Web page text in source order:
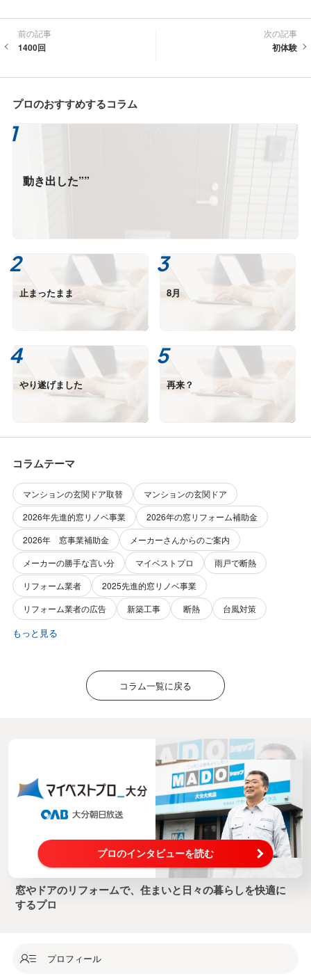
前の記事
1400回
次の記事
初体験
プロのおすすめするコラム
動き出した””
止まったまま 8月
やり遂げました 再来？
コラムテーマ
マンションの玄関ドア取替
マンションの玄関ドア
2026年先進的窓リノベ事業
2026年の窓リフォーム補助金
2026年 窓事業補助金
メーカーさんからのご案内
メーカーの勝手な言い分
マイベストプロ
雨戸で断熱
リフォーム業者
2025先進的窓リノベ事業
リフォーム業者の広告
新築工事 断熱 台風対策
もっと見る
コラム一覧に戻る
プロのインタビューを読む
窓やドアのリフォームで、住まいと日々の暮らしを快適に
するプロ
プロフィール